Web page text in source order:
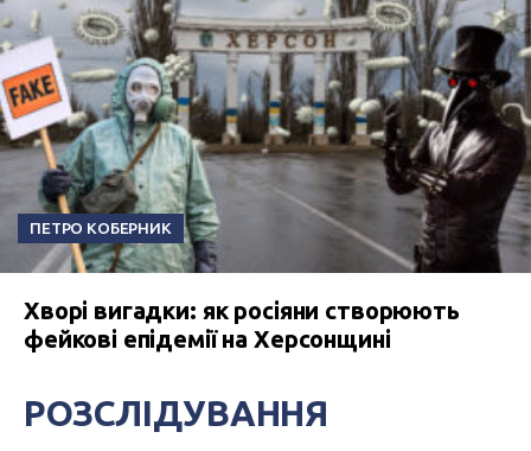
ПЕТРО КОБЕРНИК
Хворі вигадки: як росіяни створюють
фейкові епідемії на Херсонщині
РОЗСЛІДУВАННЯ